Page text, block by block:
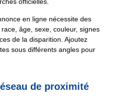
en ligne nécessite des
âge, sexe, couleur, signes
de la disparition. Ajoutez
sous différents angles pour
de proximité